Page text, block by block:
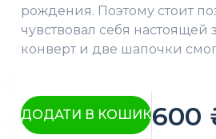
рождения. Поэтому стоит
чувствовал себя
конверт и две шапочки
ДОДАТИ В КОШИК600